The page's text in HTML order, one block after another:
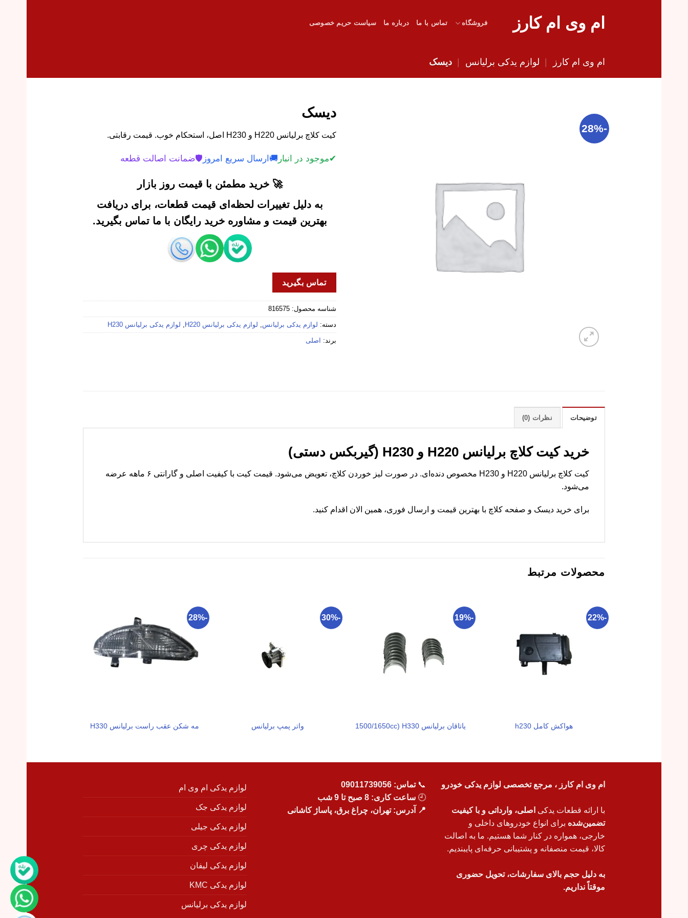
ام وی ام کارز فروشگاه تماس با ما درباره ما سیاست حریم خصوصی
ام وی ام کارز | لوازم یدکی برلیانس | دیسک
-28%
دیسک
کیت کلاچ برلیانس H220 و H230 اصل، استحکام خوب. قیمت رقابتی.
✔موجود در انبار 🚚 ارسال سریع امروز 🛡️ضمانت اصالت قطعه
🚀 خرید مطمئن با قیمت روز بازار
به دلیل تغییرات لحظه‌ای قیمت قطعات، برای دریافت
بهترین قیمت و مشاوره خرید رایگان با ما تماس بگیرید.
تماس بگیرید
شناسه محصول: 816575
دسته: لوازم یدکی برلیانس لوازم یدکی برلیانس H220 لوازم یدکی برلیانس H230
برند: اصلی
توضیحات نظرات (0)
خرید کیت کلاچ برلیانس H220 و H230 (گیربکس دستی)
کیت کلاچ برلیانس H220 و H230 مخصوص دنده‌ای. در صورت لیز خوردن کلاچ، تعویض می‌شود. قیمت کیت با کیفیت اصلی و گارانتی ۶ ماهه عرضه
می‌شود.
برای خرید دیسک و صفحه کلاچ با بهترین قیمت و ارسال فوری، همین الان اقدام کنید.
محصولات مرتبط
-22%
هواکش کامل h230
-19%
یاتاقان برلیانس 1500/1650cc) H330
-30%
واتر پمپ برلیانس
-28%
مه شکن عقب راست برلیانس H330
ام وی ام کارز ، مرجع تخصصی لوازم یدکی خودرو
با ارائه قطعات یدکی اصلی، وارداتی و با کیفیت
تضمین‌شده برای انواع خودروهای داخلی و
خارجی، همواره در کنار شما هستیم. ما به اصالت
کالا، قیمت منصفانه و پشتیبانی حرفه‌ای پایبندیم.
به دلیل حجم بالای سفارشات، تحویل حضوری
موقتاً نداریم.
📞تماس: 09011739056
🕘 ساعت کاری: 8 صبح تا 9 شب
📍 آدرس: تهران، چراغ برق، پاساژ کاشانی
لوازم یدکی ام وی ام
لوازم یدکی جک
لوازم یدکی جیلی
لوازم یدکی چری
لوازم یدکی لیفان
لوازم یدکی KMC
لوازم یدکی برلیانس